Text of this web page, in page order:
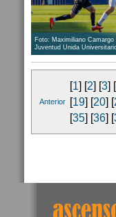
Foto: Maximiliano Camargo
Juventud Unida
Anterior
[1] [2] [3] [
[19] [20] [
[35] [36] [